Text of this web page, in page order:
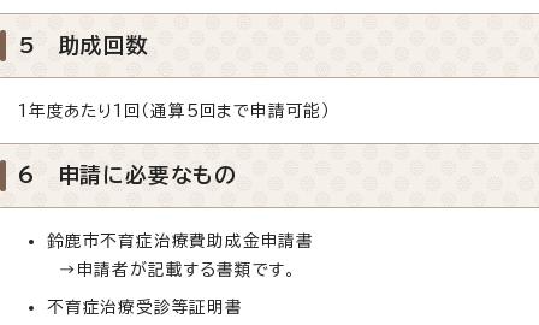
5 助成回数
1年度あたり1回（通算5回まで申請可能）
6 申請に必要なもの
鈴鹿市不育症治療費助成金申請書
→申請者が記載する書類です。
不育症治療受診等証明書